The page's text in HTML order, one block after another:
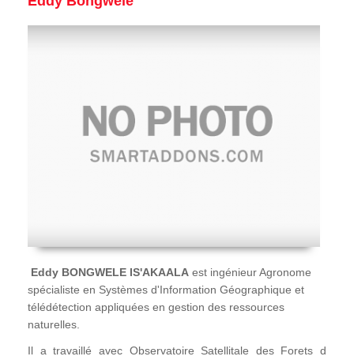
Eddy BONGWELE IS'AKAALA est ingénieur Agronome
spécialiste en Systèmes d'Information Géographique et
télédétection appliquées en gestion des ressources
naturelles.
Il a travaillé avec Observatoire Satellitale des Forets d